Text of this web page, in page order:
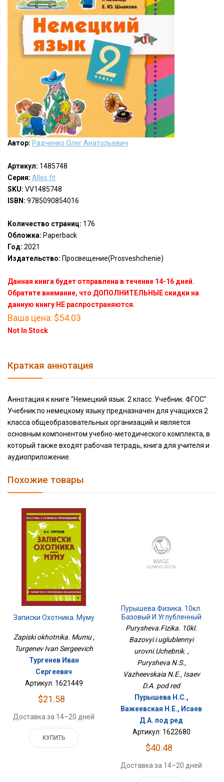
Автор: Радченко Олег Анатольевич
Артикул: 1485748
Серия: Alles fit
SKU: VV1485748
ISBN: 9785090854016
Количество страниц: 176
Обложка: Paperback
Год: 2021
Издательство: Просвещение(Prosveshchenie)
Данная книга будет отправлена в течение 14-16 дней.
Обратите внимание, что ДОПОЛНИТЕЛЬНЫЕ скидки на
данную книгу НЕ распространяются.
Ваша цена: $54.03
Not In Stock
Краткая аннотация
Аннотация к книге "Немецкий язык. 2 класс. Учебник. ФГОС"
Учебник по немецкому языку предназначен для учащихся 2
класса общеобразовательных организаций и является
основным компонентом учебно-методического комплекта, в
который также входят рабочая тетрадь, книга для учителя и
аудиоприложение.
Похожие товары
Записки Охотника. Муму
Zapiski okhotnika. Mumu ,
Turgenev Ivan Sergeevich
Тургенев Иван
Сергеевич
Артикул: 1621449
$21.58
Доставка за 14–20 дней
КУПИТЬ
Пурышева.Физика. 10кл.
Базовый И Углубленный
Уровни.Учебник.
Purysheva.Fizika. 10kl.
Bazovyi i uglublennyi
urovni.Uchebnik. ,
Purysheva N.S.,
Vazheevskaia N.E., Isaev
D.A. pod red
Пурышева Н.С.,
Важеевская Н.Е., Исаев
Д.А. под ред
Артикул: 1622680
$40.48
Доставка за 14–20 дней